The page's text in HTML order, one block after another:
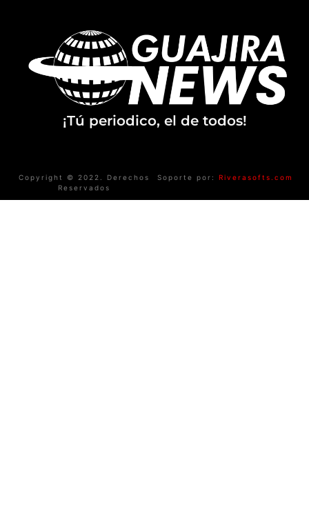
¡Tú periodico, el de todos!
Copyright © 2022. Derechos
Reservados
Soporte por: Riverasofts.com